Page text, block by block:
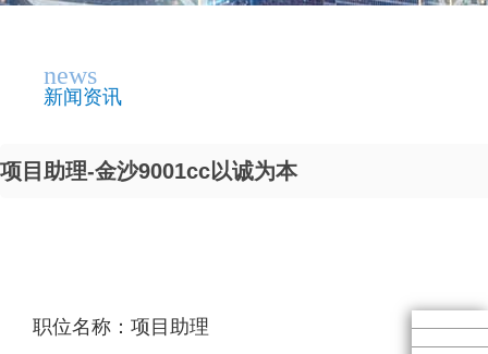
news
新闻资讯
项目助理-金沙9001cc以诚为本
职位名称：项目助理